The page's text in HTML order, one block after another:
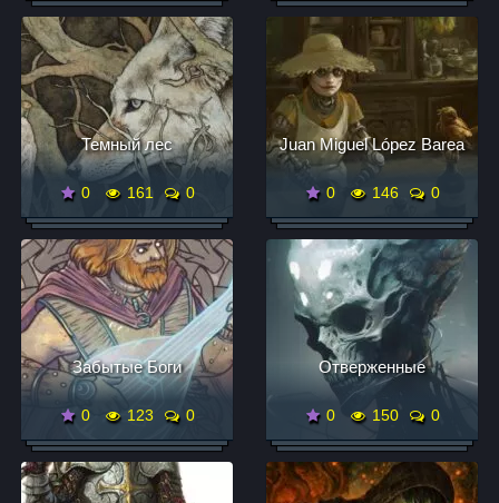
Темный лес
0 161 0
Juan Miguel López Barea
0 146 0
Забытые Боги
0 123 0
Отверженные
0 150 0